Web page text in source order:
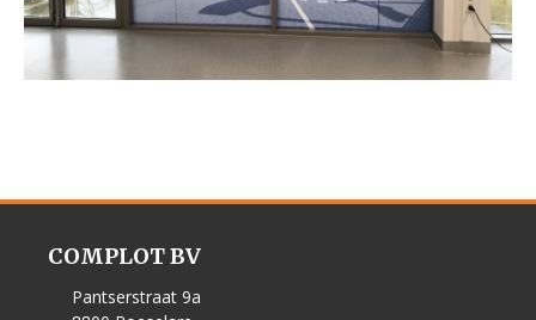
COMPLOT BV
Pantserstraat 9a